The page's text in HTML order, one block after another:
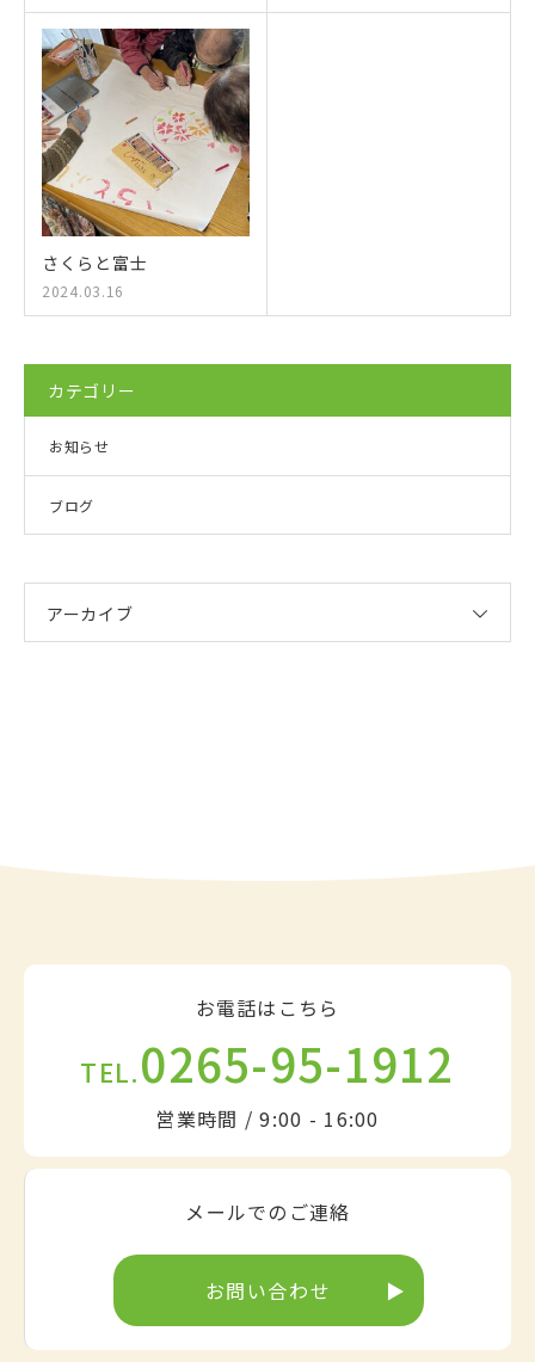
さくらと富士
2024.03.16
カテゴリー
お知らせ
ブログ
アーカイブ
お電話はこちら
TEL.0265-95-1912
営業時間 / 9:00 - 16:00
メールでのご連絡
お問い合わせ